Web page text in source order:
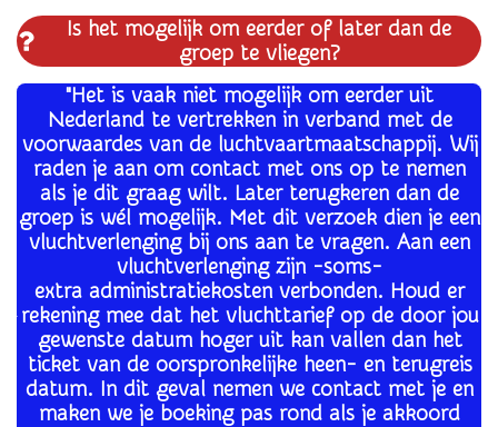
Is het mogelijk om eerder of later dan de
groep te vliegen?
"Het is vaak niet mogelijk om eerder uit
Nederland te vertrekken in verband met de
voorwaardes van de luchtvaartmaatschappij. Wij
raden je aan om contact met ons op te nemen
als je dit graag wilt. Later terugkeren dan de
groep is wél mogelijk. Met dit verzoek dien je een
vluchtverlenging bij ons aan te vragen. Aan een
vluchtverlenging zijn -soms-
extra administratiekosten verbonden. Houd er
rekening mee dat het vluchttarief op de door jou
gewenste datum hoger uit kan vallen dan het
ticket van de oorspronkelijke heen- en terugreis
datum. In dit geval nemen we contact met je en
maken we je boeking pas rond als je akkoord